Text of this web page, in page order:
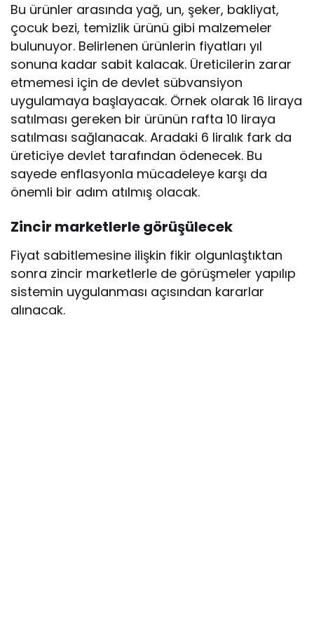
Bu ürünler arasında yağ, un, şeker, bakliyat,
çocuk bezi, temizlik ürünü gibi malzemeler
bulunuyor. Belirlenen ürünlerin fiyatları yıl
sonuna kadar sabit kalacak. Üreticilerin zarar
etmemesi için de devlet sübvansiyon
uygulamaya başlayacak. Örnek olarak 16 liraya
satılması gereken bir ürünün rafta 10 liraya
satılması sağlanacak. Aradaki 6 liralık fark da
üreticiye devlet tarafından ödenecek. Bu
sayede enflasyonla mücadeleye karşı da
önemli bir adım atılmış olacak.
Zincir marketlerle görüşülecek
Fiyat sabitlemesine ilişkin fikir olgunlaştıktan
sonra zincir marketlerle de görüşmeler yapılıp
sistemin uygulanması açısından kararlar
alınacak.